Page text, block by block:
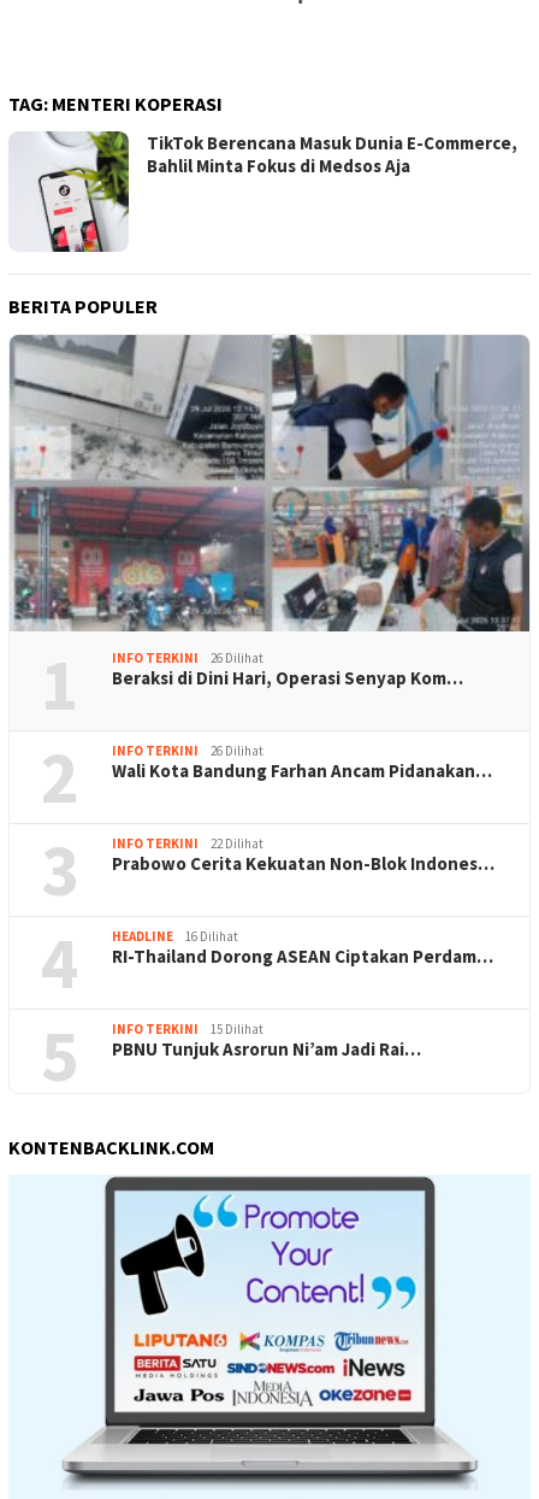
TAG: MENTERI KOPERASI
TikTok Berencana Masuk Dunia E-Commerce,
Bahlil Minta Fokus di Medsos Aja
BERITA POPULER
1 INFO TERKINI 26 Dilihat
Beraksi di Dini Hari, Operasi Senyap Kom…
2 INFO TERKINI 26 Dilihat
Wali Kota Bandung Farhan Ancam Pidanakan…
3 INFO TERKINI 22 Dilihat
Prabowo Cerita Kekuatan Non-Blok Indones…
4 HEADLINE 16 Dilihat
RI-Thailand Dorong ASEAN Ciptakan Perdam…
5 INFO TERKINI 15 Dilihat
PBNU Tunjuk Asrorun Ni’am Jadi Rai…
KONTENBACKLINK.COM